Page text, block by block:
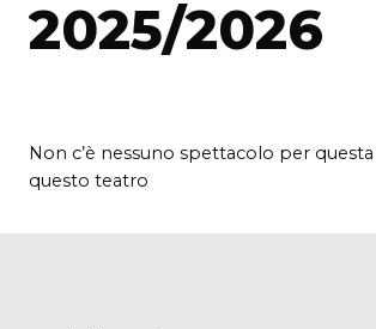
2025/2026
Non c’è nessuno spettacolo per
questo teatro